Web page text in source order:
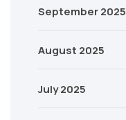
September 2025
August 2025
July 2025